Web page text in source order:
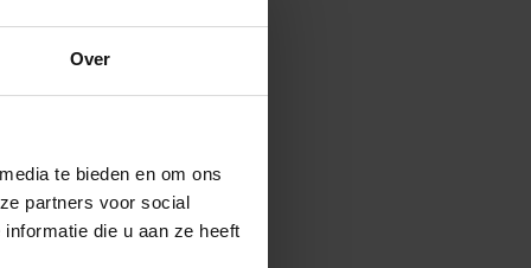
Over
te bieden en om ons
partners voor social
die u aan ze heeft
collega’s
hier weten
we naartoe?
bij de start van Cut
er breed